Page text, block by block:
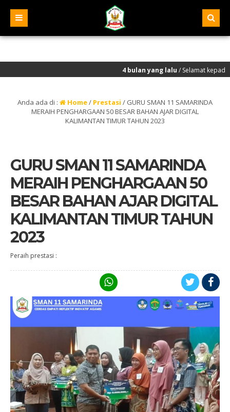
4 bulan yang lalu/ Selamat kepada seluruh
Anda ada di : Home/ Prestasi / GURU SMAN 11 SAMARINDA
MERAIH PENGHARGAAN 50 BESAR BAHAN AJAR DIGITAL
KALIMANTAN TIMUR TAHUN 2023
GURU SMAN 11 SAMARINDA
MERAIH PENGHARGAAN 50
BESAR BAHAN AJAR DIGITAL
KALIMANTAN TIMUR TAHUN
2023
Peraih prestasi :